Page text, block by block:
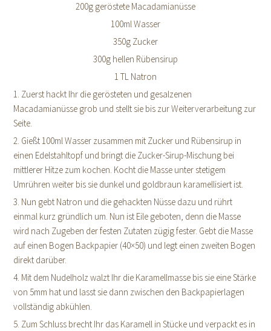
200g geröstete Macadamianüsse
100ml Wasser
350g Zucker
300g hellen Rübensirup
1 TL Natron
1. Zuerst hackt Ihr die gerösteten und gesalzenen
Macadamianüsse grob und stellt sie bis zur Weiterverarbeitung zur
Seite.
2. Gießt 100ml Wasser zusammen mit Zucker und Rübensirup in
einen Edelstahltopf und bringt die Zucker-Sirup-Mischung bei
mittlerer Hitze zum kochen. Kocht die Masse unter stetigem
Umrühren weiter bis sie dunkel und goldbraun karamellisiert ist.
3. Nun gebt Natron und die gehackten Nüsse dazu und rührt
einmal kurz gründlich um. Nun ist Eile geboten, denn die Masse
wird nach Zugeben der festen Zutaten zügig fester. Gebt die Masse
auf einen Bogen Backpapier (40×50) und legt einen zweiten Bogen
direkt darüber.
4. Mit dem Nudelholz walzt Ihr die Karamellmasse bis sie eine Stärke
von 5mm hat und lasst sie dann zwischen den Backpapierlagen
vollständig abkühlen.
5. Zum Schluss brecht Ihr das Karamell in Stücke und verpackt es in